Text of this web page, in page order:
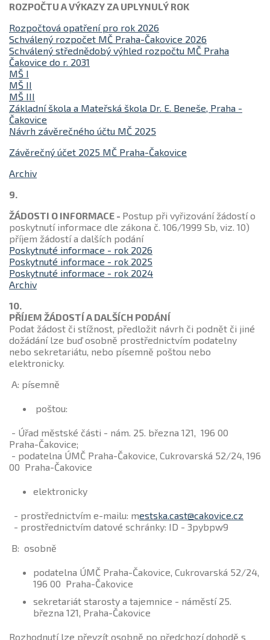
ROZPOČTU A VÝKAZY ZA UPLYNULÝ ROK
Rozpočtová opatření pro rok 2026
Schválený rozpočet MČ Praha-Čakovice 2026
Schválený střednědobý výhled rozpočtu MČ Praha
Čakovice do r. 2031
MŠ I
MŠ II
MŠ III
Základní škola a Mateřská škola Dr. E. Beneše, Praha -
Čakovice
Návrh závěrečného účtu MČ 2025
Závěrečný účet 2025 MČ Praha-Čakovice
Archiv
9.
ŽÁDOSTI O INFORMACE - Postup při vyřizování žádostí o
poskytnutí informace dle zákona č. 106/1999 Sb, viz. 10)
příjem žádostí a dalších podání
Poskytnuté informace - rok 2026
Poskytnuté informace - rok 2025
Poskytnuté informace - rok 2024
Archiv
10.
PŘÍJEM ŽÁDOSTÍ A DALŠÍCH PODÁNÍ
Podat žádost či stížnost, předložit návrh či podnět či jiné
dožádání lze buď osobně prostřednictvím podatelny
nebo sekretariátu, nebo písemně poštou nebo
elektronicky.
A: písemně
poštou:
- Úřad městské části - nám. 25. března 121, 196 00
Praha-Čakovice;
- podatelna ÚMČ Praha-Čakovice, Cukrovarská 52/24, 196
00 Praha-Čakovice
elektronicky
- prostřednictvím e-mailu: mestska.cast@cakovice.cz
- prostřednictvím datové schránky: ID - 3pybpw9
B: osobně
podatelna ÚMČ Praha-Čakovice, Cukrovarská 52/24,
196 00 Praha-Čakovice
sekretariát starosty a tajemnice - náměstí 25.
března 121, Praha-Čakovice
Rozhodnutí lze převzít osobně po předchozí dohodě s